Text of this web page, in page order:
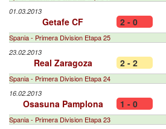
01.03.2013
Getafe CF 2 - 0
Spania - Primera Division Etapa 25
23.02.2013
Real Zaragoza 2 - 2
Spania - Primera Division Etapa 24
16.02.2013
Osasuna Pamplona 1 - 0
Spania - Primera Division Etapa 23